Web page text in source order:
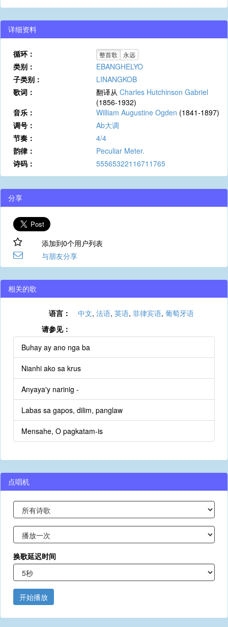
详细资料
循环： 整首歌 永远
类别：
EBANGHELYO
子类别：
LINANGKOB
歌词：
翻译从 Charles Hutchinson Gabriel
(1856-1932)
音乐：
William Augustine Ogden (1841-1897)
调号：
Ab大调
节奏：
4/4
韵律：
Peculiar Meter.
诗码：
55565322116711765
分享
添加到0个用户列表
与朋友分享
相关的歌
语言： 中文, 法语, 英语, 菲律宾语, 葡萄牙语
请参见：
Buhay ay ano nga ba
Nianhi ako sa krus
Anyaya'y narinig -
Labas sa gapos, dilim, panglaw
Mensahe, O pagkatam-is
点唱机
换歌延迟时间
开始播放